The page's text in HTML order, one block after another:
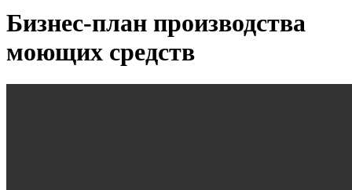
Бизнес-план производства
моющих средств